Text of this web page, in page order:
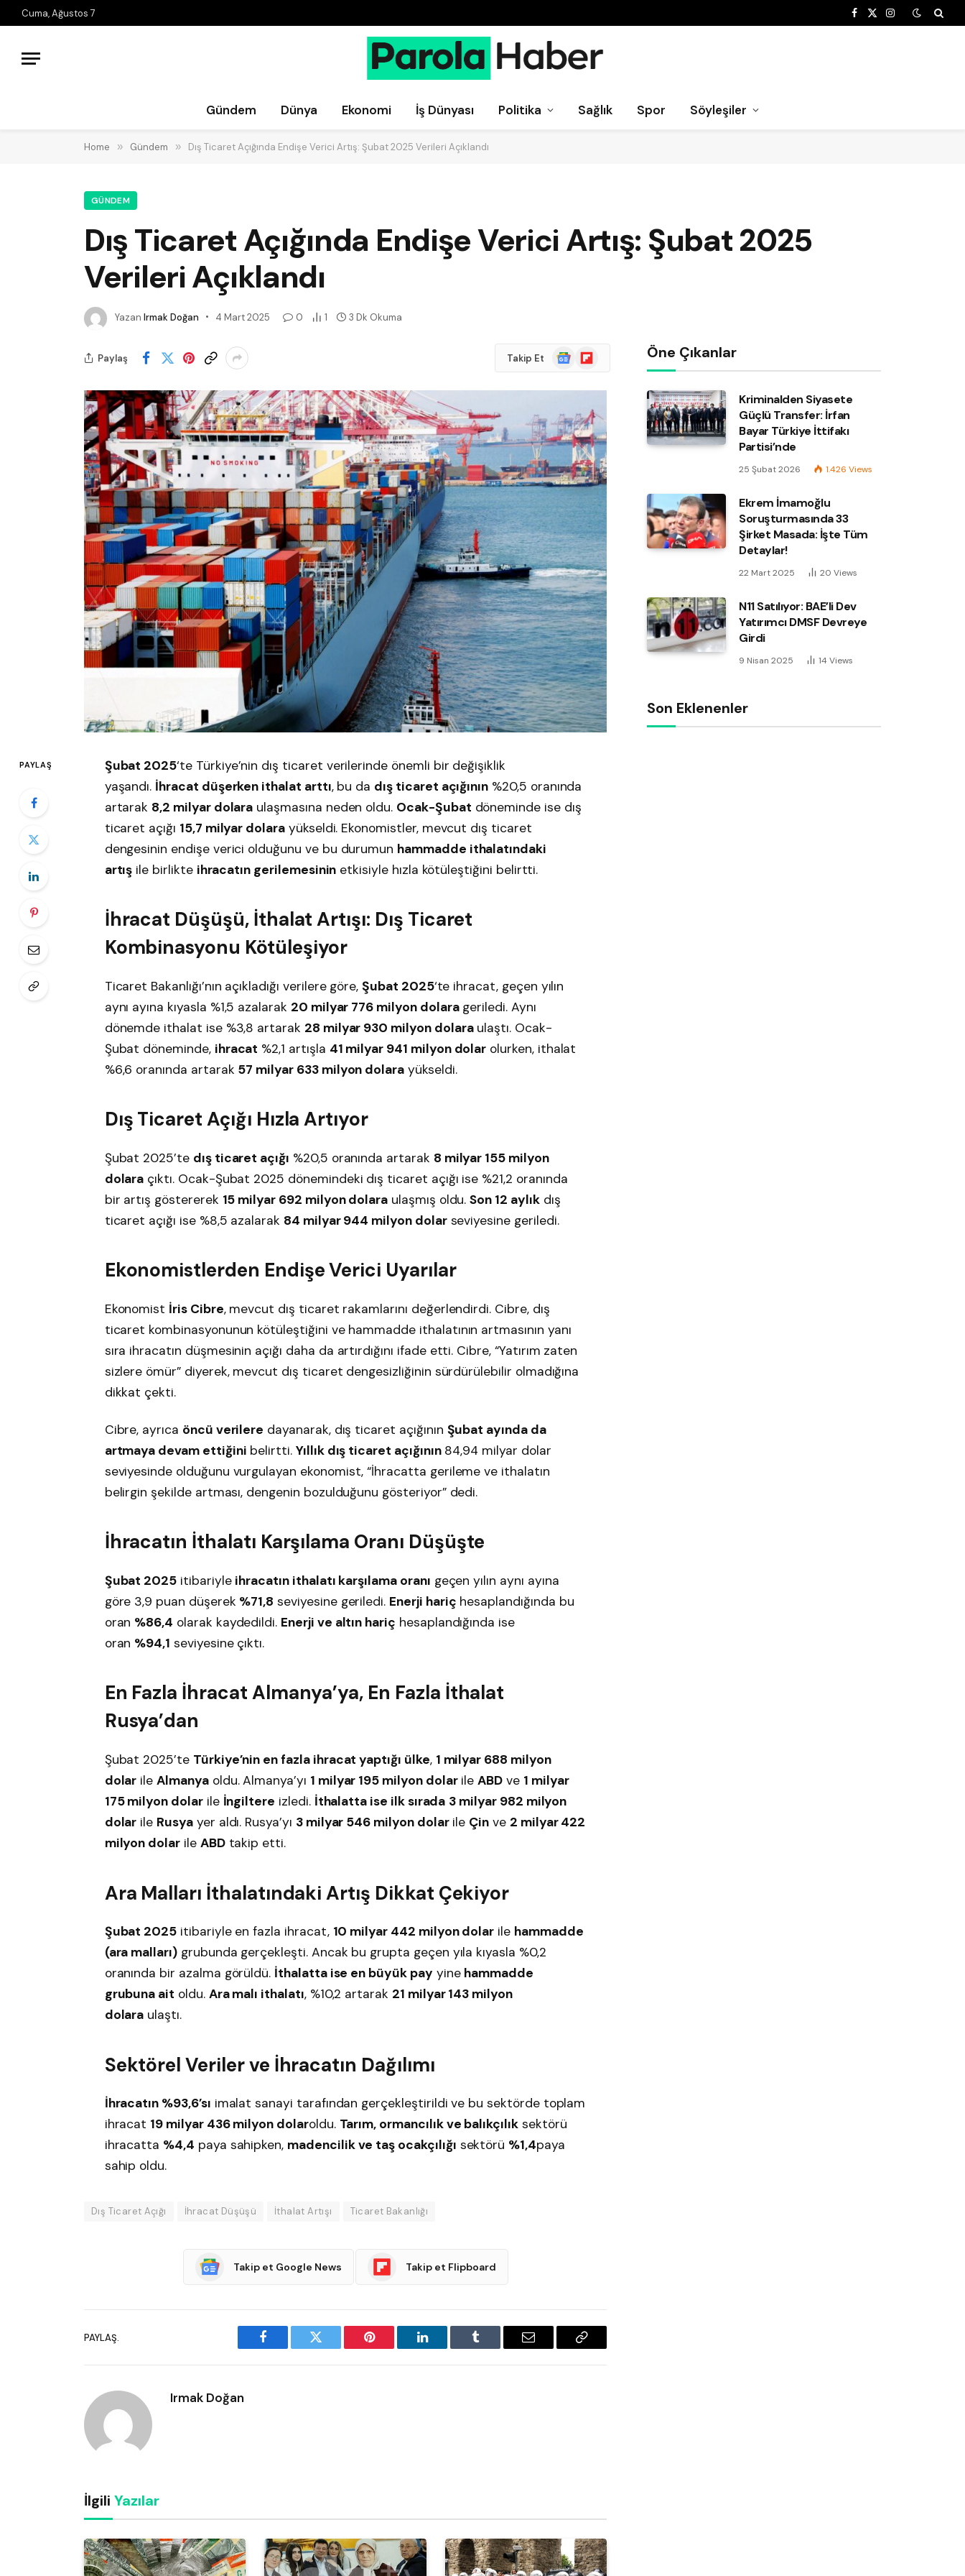
Cuma, Ağustos 7 Facebook
X
Instagram
Gündem Dünya Ekonomi İş Dünyası Politika Sağlık Spor Söyleşiler
Home » Gündem » Dış Ticaret Açığında Endişe Verici Artış: Şubat 2025 Verileri Açıklandı
GÜNDEM
Dış Ticaret Açığında Endişe Verici Artış: Şubat 2025
Verileri Açıklandı
Yazan Irmak Doğan 4 Mart 2025 0 1 3 Dk Okuma
Paylaş Takip Et
Google
News
Flipboard
PAYLAŞ Şubat 2025‘te Türkiye’nin dış ticaret verilerinde önemli bir değişiklik
yaşandı. İhracat düşerken ithalat arttı, bu da dış ticaret açığının %20,5 oranında
artarak 8,2 milyar dolara ulaşmasına neden oldu. Ocak-Şubat döneminde ise dış
ticaret açığı 15,7 milyar dolarayükseldi. Ekonomistler, mevcut dış ticaret
dengesinin endişe verici olduğunu ve bu durumun hammadde ithalatındaki
artış ile birlikte ihracatın gerilemesinin etkisiyle hızla kötüleştiğini belirtti.
İhracat Düşüşü, İthalat Artışı: Dış Ticaret
Kombinasyonu Kötüleşiyor
Ticaret Bakanlığı’nın açıkladığı verilere göre,Şubat 2025‘te ihracat, geçen yılın
aynı ayına kıyasla %1,5 azalarak 20 milyar 776 milyon dolarageriledi. Aynı
dönemde ithalat ise %3,8 artarak 28 milyar 930 milyon dolaraulaştı. Ocak-
Şubat döneminde, ihracat %2,1 artışla 41 milyar 941 milyon dolar olurken, ithalat
%6,6 oranında artarak 57 milyar 633 milyon dolara yükseldi.
Dış Ticaret Açığı Hızla Artıyor
Şubat 2025’te dış ticaret açığı %20,5 oranında artarak 8 milyar 155 milyon
dolara çıktı. Ocak-Şubat 2025 dönemindeki dış ticaret açığı ise %21,2 oranında
bir artış göstererek 15 milyar 692 milyon dolara ulaşmış oldu.Son 12 aylıkdış
ticaret açığı ise %8,5 azalarak 84 milyar 944 milyon dolarseviyesine geriledi.
Ekonomistlerden Endişe Verici Uyarılar
Ekonomist İris Cibre, mevcut dış ticaret rakamlarını değerlendirdi. Cibre, dış
ticaret kombinasyonunun kötüleştiğini ve hammadde ithalatının artmasının yanı
sıra ihracatın düşmesinin açığı daha da artırdığını ifade etti. Cibre, “Yatırım zaten
sizlere ömür” diyerek, mevcut dış ticaret dengesizliğinin sürdürülebilir olmadığına
dikkat çekti.
Cibre, ayrıca öncü verilere dayanarak, dış ticaret açığının Şubat ayında da
artmaya devam ettiğini belirtti. Yıllık dış ticaret açığının84,94 milyar dolar
seviyesinde olduğunu vurgulayan ekonomist, “İhracatta gerileme ve ithalatın
belirgin şekilde artması, dengenin bozulduğunu gösteriyor” dedi.
İhracatın İthalatı Karşılama Oranı Düşüşte
Şubat 2025 itibariyle ihracatın ithalatı karşılama oranı geçen yılın aynı ayına
göre 3,9 puan düşerek %71,8 seviyesine geriledi. Enerji hariç hesaplandığında bu
oran %86,4 olarak kaydedildi. Enerji ve altın hariç hesaplandığında ise
oran %94,1 seviyesine çıktı.
En Fazla İhracat Almanya’ya, En Fazla İthalat
Rusya’dan
Şubat 2025’te Türkiye’nin en fazla ihracat yaptığı ülke, 1 milyar 688 milyon
dolar ileAlmanyaoldu. Almanya’yı 1 milyar 195 milyon dolarileABD ve 1 milyar
175 milyon dolarile İngiltere izledi. İthalatta ise ilk sırada 3 milyar 982 milyon
dolar ile Rusyayer aldı. Rusya’yı 3 milyar 546 milyon dolarile Çin ve 2 milyar 422
milyon dolar ile ABDtakip etti.
Ara Malları İthalatındaki Artış Dikkat Çekiyor
Şubat 2025 itibariyle en fazla ihracat, 10 milyar 442 milyon dolar ile hammadde
(ara malları)grubunda gerçekleşti. Ancak bu grupta geçen yıla kıyasla %0,2
oranında bir azalma görüldü. İthalatta ise en büyük pay yine hammadde
grubuna ait oldu. Ara malı ithalatı, %10,2 artarak 21 milyar 143 milyon
dolara ulaştı.
Sektörel Veriler ve İhracatın Dağılımı
İhracatın %93,6’sı imalat sanayi tarafından gerçekleştirildi ve bu sektörde toplam
ihracat 19 milyar 436 milyon dolaroldu. Tarım, ormancılık ve balıkçılıksektörü
ihracatta %4,4 paya sahipken, madencilik ve taş ocakçılığı sektörü %1,4paya
sahip oldu.
Dış Ticaret Açığı İhracat Düşüşü İthalat Artışı Ticaret Bakanlığı
Takip et Google News Takip et Flipboard
PAYLAŞ.
Facebook Twitter Pinterest LinkedIn Tumblr Email
Copy
Irmak Doğan
İlgili Yazılar
Öne Çıkanlar
Kriminalden Siyasete
Güçlü Transfer: İrfan
Bayar Türkiye İttifakı
Partisi’nde
25 Şubat 2026 1.426 Views
Ekrem İmamoğlu
Soruşturmasında 33
Şirket Masada: İşte Tüm
Detaylar!
22 Mart 2025 20 Views
N11 Satılıyor: BAE’li Dev
Yatırımcı DMSF Devreye
Girdi
9 Nisan 2025 14 Views
Son Eklenenler